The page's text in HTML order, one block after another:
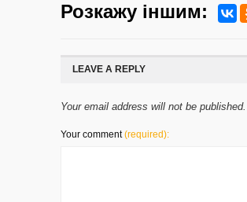
Розкажу iншим:
LEAVE A REPLY
Your email address will not be
Your comment(required):